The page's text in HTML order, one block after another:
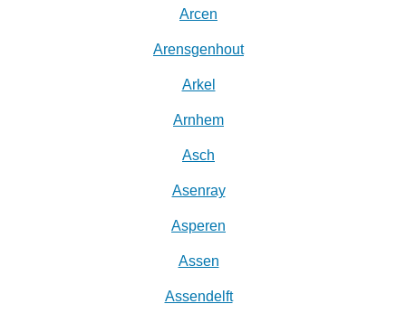
Arcen
Arensgenhout
Arkel
Arnhem
Asch
Asenray
Asperen
Assen
Assendelft